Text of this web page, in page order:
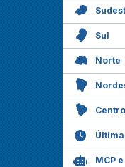
Sul
Norte
MCP